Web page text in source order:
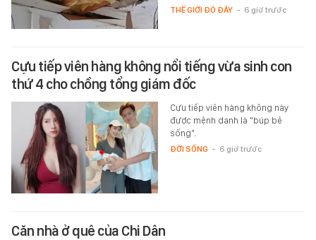
THẾ GIỚI ĐÓ ĐÂY - 6 giờ trước
Cựu tiếp viên hàng không nổi tiếng vừa sinh con
thứ 4 cho chồng tổng giám đốc
Cựu tiếp viên hàng không này
được mệnh danh là "búp bê
sống".
ĐỜI SỐNG - 6 giờ trước
Căn nhà ở quê của Chi Dân